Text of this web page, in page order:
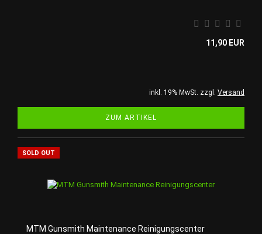
11,90 EUR
inkl. 19% MwSt. zzgl. Versand
ZUM ARTIKEL
SOLD OUT
MTM Gunsmith Maintenance Reinigungscenter